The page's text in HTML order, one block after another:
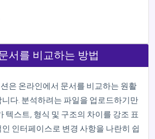
서를 비교하는 방법
은 온라인에서 문서를 비교하는 원활
다. 분석하려는 파일을 업로드하기만
텍스트, 형식 및 구조의 차이를 강조 표
인터페이스로 변경 사항을 나란히 쉽